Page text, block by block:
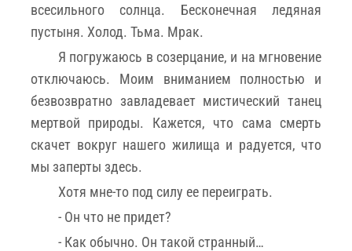
всесильного солнца. Бесконечная ледяная
пустыня. Холод. Тьма. Мрак.
Я погружаюсь в созерцание, и на мгновение
отключаюсь. Моим вниманием полностью и
безвозвратно завладевает мистический танец
мертвой природы. Кажется, что сама смерть
скачет вокруг нашего жилища и радуется, что
мы заперты здесь.
Хотя мне-то под силу ее переиграть.
- Он что не придет?
- Как обычно. Он такой странный…